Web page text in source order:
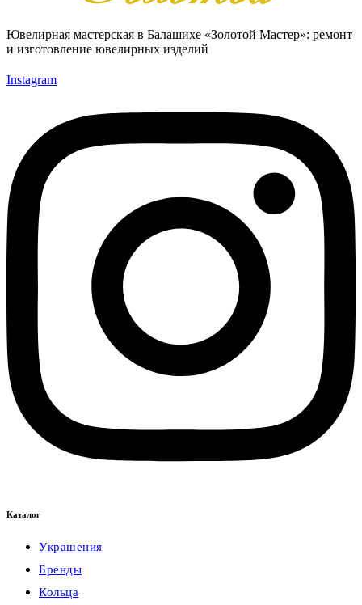
Ювелирная мастерская в Балашихе «Золотой Мастер»: ремонт
и изготовление ювелирных изделий
Instagram
Каталог
Украшения
Бренды
Кольца